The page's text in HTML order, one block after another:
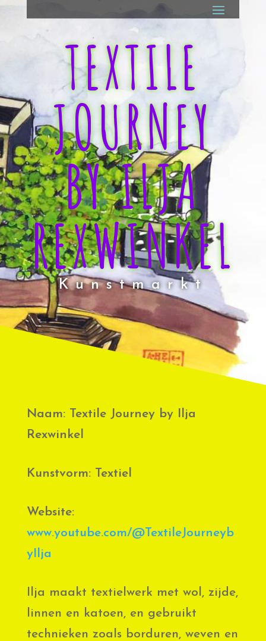
TEXTILE
JOURNEY
BY ILJA
REXWINKEL
Kunstmarkt
Naam: Textile Journey by Ilja
Rexwinkel
Kunstvorm: Textiel
Website:
www.youtube.com/@TextileJourneyb
yIlja
Ilja maakt textielwerk met wol, zijde,
linnen en katoen, en gebruikt
technieken zoals borduren, weven en